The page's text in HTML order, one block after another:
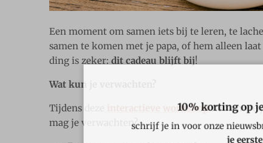
Een moment om samen iets bij te leren, te
samen te komen met je papa, of hem alleen
ding is zeker: dit cadeau blijft bij!
Wat kun je verwachten?
Tijdens deze interactieve workshop nemen we
mag je verwachten?
10% korting op
schrijf je in voor onze
je